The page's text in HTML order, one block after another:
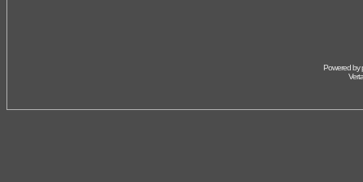
Powered by